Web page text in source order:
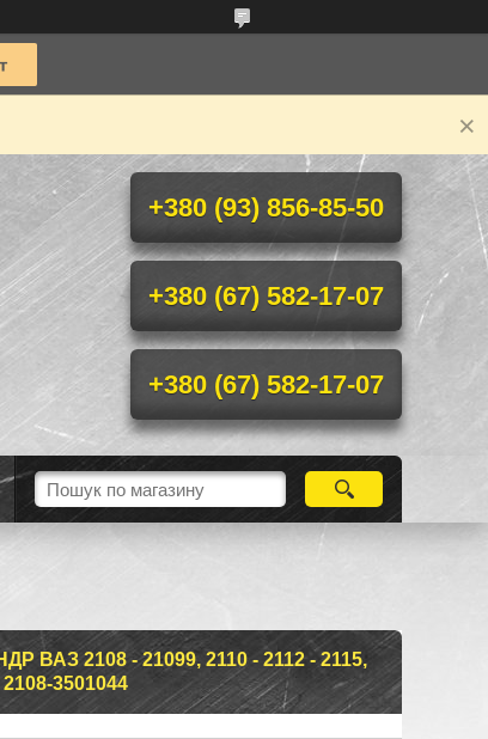
+380 (93) 856-85-50
+380 (67) 582-17-07
+380 (67) 582-17-07
ВАЗ 2108 - 21099, 2110 - 2112 - 2115,
3501044